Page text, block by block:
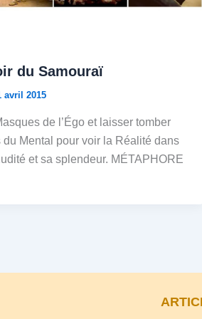
du Samouraï
avril 2015
de l’Égo et laisser tomber
du Mental pour voir la Réalité dans
et sa splendeur. MÉTAPHORE